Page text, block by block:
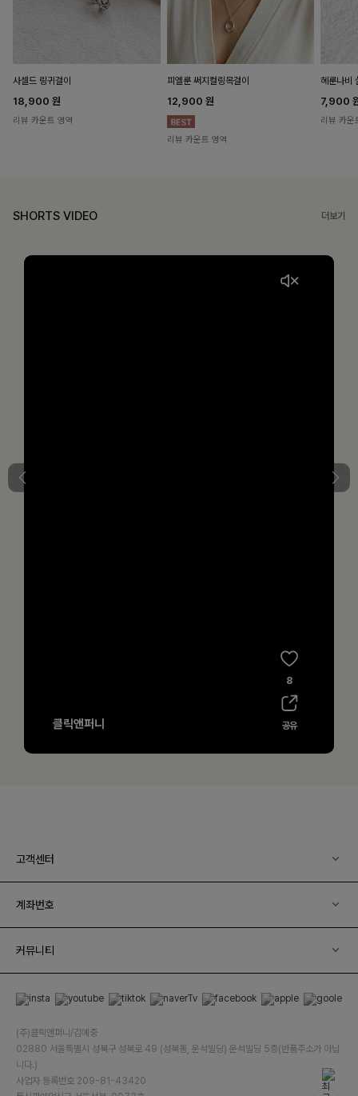
사셀드 링귀걸이
18,900 원
리뷰 카운트 영역
피엘룬 써지컬링목걸이
12,900 원
리뷰 카운트 영역
헤룬나비
7,900
리뷰 카운
SHORTS VIDEO 더보기
고객센터
계좌번호
커뮤니티
(주)클릭앤퍼니/김예중
02880 서울특별시 성북구 성북로 49 (성북동, 운석빌딩) 운석빌딩 5층(반품주소가 아닙
니다.)
사업자 등록번호 209-81-43420